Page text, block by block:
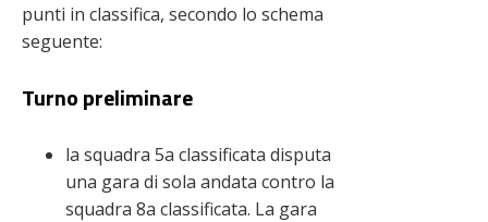
punti in classifica, secondo lo schema
seguente:
Turno preliminare
la squadra 5a classificata disputa
una gara di sola andata contro la
squadra 8a classificata. La gara